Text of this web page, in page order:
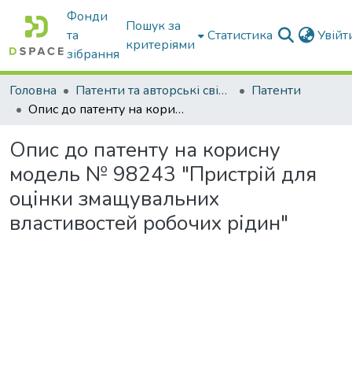
Фонди
та
зібрання
Пошук за
критеріями
Статистика
Головна Патенти та авторські свідоцтва
Патенти
Опис до патенту на корисну модель № 98243 "Пристрій для оцінки змащувальних властивостей робочих рідин"
Опис до патенту на корисну
модель № 98243 "Пристрій для
оцінки змащувальних
властивостей робочих рідин"